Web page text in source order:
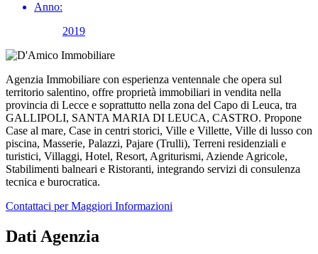
Anno:
2019
Agenzia Immobiliare con esperienza ventennale che opera sul
territorio salentino, offre proprietà immobiliari in vendita nella
provincia di Lecce e soprattutto nella zona del Capo di Leuca, tra
GALLIPOLI, SANTA MARIA DI LEUCA, CASTRO. Propone
Case al mare, Case in centri storici, Ville e Villette, Ville di lusso con
piscina, Masserie, Palazzi, Pajare (Trulli), Terreni residenziali e
turistici, Villaggi, Hotel, Resort, Agriturismi, Aziende Agricole,
Stabilimenti balneari e Ristoranti, integrando servizi di consulenza
tecnica e burocratica.
Contattaci per Maggiori Informazioni
Dati Agenzia